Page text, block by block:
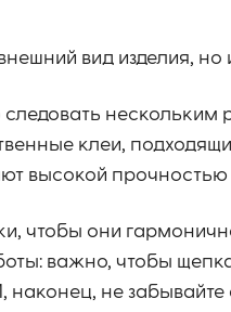
вид изделия,
нескольким
клеи,
высокой прочностью
чтобы они
важно, чтобы
не